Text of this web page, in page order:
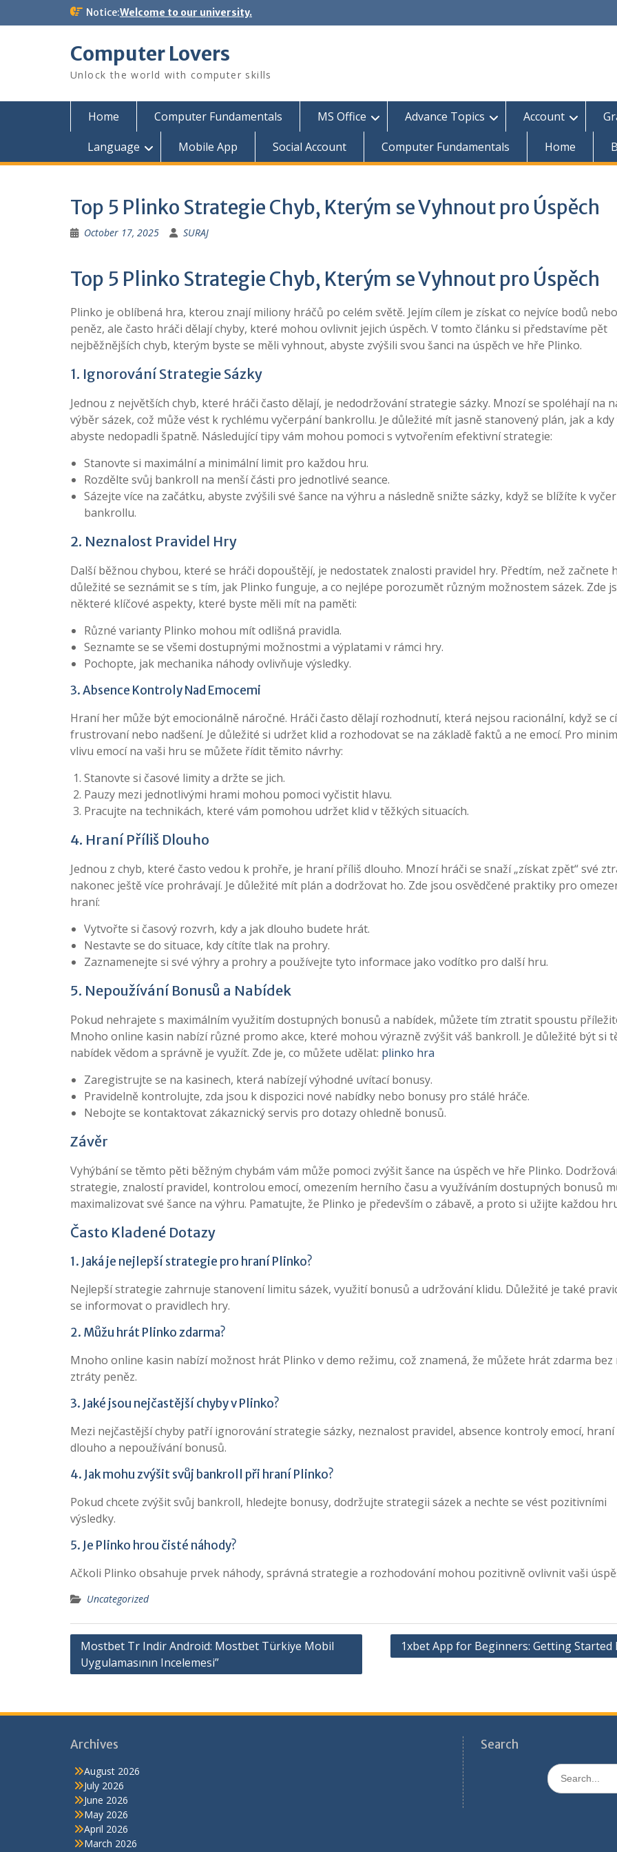
Notice:Welcome to our university.
Computer Lovers
Unlock the world with computer skills
Home Computer Fundamentals MS Office Advance Topics Account
Language
Mobile App Social Account Computer Fundamentals Home
Top 5 Plinko Strategie Chyb, Kterým se Vyhnout pro Úspěch
October 17, 2025 SURAJ
Top 5 Plinko Strategie Chyb, Kterým se Vyhnout pro Úspěch
Plinko je oblíbená hra, kterou znají miliony hráčů po celém světě. Jejím cílem je získat co nejvíce bodů nebo
peněz, ale často hráči dělají chyby, které mohou ovlivnit jejich úspěch. V tomto článku si představíme pět
nejběžnějších chyb, kterým byste se měli vyhnout, abyste zvýšili svou šanci na úspěch ve hře Plinko.
1. Ignorování Strategie Sázky
Jednou z největších chyb, které hráči často dělají, je nedodržování strategie sázky. Mnozí se spoléhají na
výběr sázek, což může vést k rychlému vyčerpání bankrollu. Je důležité mít jasně stanovený plán, jak a kdy
abyste nedopadli špatně. Následující tipy vám mohou pomoci s vytvořením efektivní strategie:
Stanovte si maximální a minimální limit pro každou hru.
Rozdělte svůj bankroll na menší části pro jednotlivé seance.
Sázejte více na začátku, abyste zvýšili své šance na výhru a následně snižte sázky, když se blížíte k
bankrollu.
2. Neznalost Pravidel Hry
Další běžnou chybou, které se hráči dopouštějí, je nedostatek znalosti pravidel hry. Předtím, než začnete
důležité se seznámit se s tím, jak Plinko funguje, a co nejlépe porozumět různým možnostem sázek. Zde
některé klíčové aspekty, které byste měli mít na paměti:
Různé varianty Plinko mohou mít odlišná pravidla.
Seznamte se se všemi dostupnými možnostmi a výplatami v rámci hry.
Pochopte, jak mechanika náhody ovlivňuje výsledky.
3. Absence Kontroly Nad Emocemi
Hraní her může být emocionálně náročné. Hráči často dělají rozhodnutí, která nejsou racionální, když se
frustrovaní nebo nadšení. Je důležité si udržet klid a rozhodovat se na základě faktů a ne emocí. Pro
vlivu emocí na vaši hru se můžete řídit těmito návrhy:
Stanovte si časové limity a držte se jich.
Pauzy mezi jednotlivými hrami mohou pomoci vyčistit hlavu.
Pracujte na technikách, které vám pomohou udržet klid v těžkých situacích.
4. Hraní Příliš Dlouho
Jednou z chyb, které často vedou k prohře, je hraní příliš dlouho. Mnozí hráči se snaží „získat zpět“ své
nakonec ještě více prohrávají. Je důležité mít plán a dodržovat ho. Zde jsou osvědčené praktiky pro
hraní:
Vytvořte si časový rozvrh, kdy a jak dlouho budete hrát.
Nestavte se do situace, kdy cítíte tlak na prohry.
Zaznamenejte si své výhry a prohry a používejte tyto informace jako vodítko pro další hru.
5. Nepoužívání Bonusů a Nabídek
Pokud nehrajete s maximálním využitím dostupných bonusů a nabídek, můžete tím ztratit spoustu
Mnoho online kasin nabízí různé promo akce, které mohou výrazně zvýšit váš bankroll. Je důležité být si
nabídek vědom a správně je využít. Zde je, co můžete udělat: plinko hra
Zaregistrujte se na kasinech, která nabízejí výhodné uvítací bonusy.
Pravidelně kontrolujte, zda jsou k dispozici nové nabídky nebo bonusy pro stálé hráče.
Nebojte se kontaktovat zákaznický servis pro dotazy ohledně bonusů.
Závěr
Vyhýbání se těmto pěti běžným chybám vám může pomoci zvýšit šance na úspěch ve hře Plinko.
strategie, znalostí pravidel, kontrolou emocí, omezením herního času a využíváním dostupných bonusů
maximalizovat své šance na výhru. Pamatujte, že Plinko je především o zábavě, a proto si užijte každou
Často Kladené Dotazy
1. Jaká je nejlepší strategie pro hraní Plinko?
Nejlepší strategie zahrnuje stanovení limitu sázek, využití bonusů a udržování klidu. Důležité je také
se informovat o pravidlech hry.
2. Můžu hrát Plinko zdarma?
Mnoho online kasin nabízí možnost hrát Plinko v demo režimu, což znamená, že můžete hrát zdarma bez
ztráty peněz.
3. Jaké jsou nejčastější chyby v Plinko?
Mezi nejčastější chyby patří ignorování strategie sázky, neznalost pravidel, absence kontroly emocí,
dlouho a nepoužívání bonusů.
4. Jak mohu zvýšit svůj bankroll při hraní Plinko?
Pokud chcete zvýšit svůj bankroll, hledejte bonusy, dodržujte strategii sázek a nechte se vést pozitivními
výsledky.
5. Je Plinko hrou čisté náhody?
Ačkoli Plinko obsahuje prvek náhody, správná strategie a rozhodování mohou pozitivně ovlivnit vaši
Uncategorized
Post
navigation
Mostbet Tr Indir Android: Mostbet Türkiye Mobil
Uygulamasının Incelemesi”
1xbet App for Beginners: Getting Started
Archives
August 2026
July 2026
June 2026
May 2026
April 2026
March 2026
Search
Search
for: